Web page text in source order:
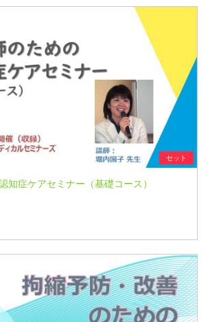
セット
知症ケアセミナー（基礎コース）